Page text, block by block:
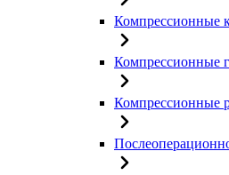
Компрессионные
Компрессионные
Компрессионные